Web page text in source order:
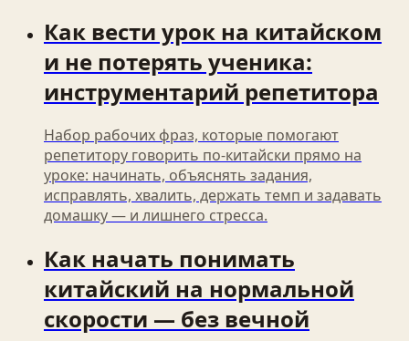
Как вести урок на китайском
и не потерять ученика:
инструментарий репетитора
Набор рабочих фраз, которые помогают
репетитору говорить по‑китайски прямо на
уроке: начинать, объяснять задания,
исправлять, хвалить, держать темп и задавать
домашку — и лишнего стресса.
Как начать понимать
китайский на нормальной
скорости — без вечной